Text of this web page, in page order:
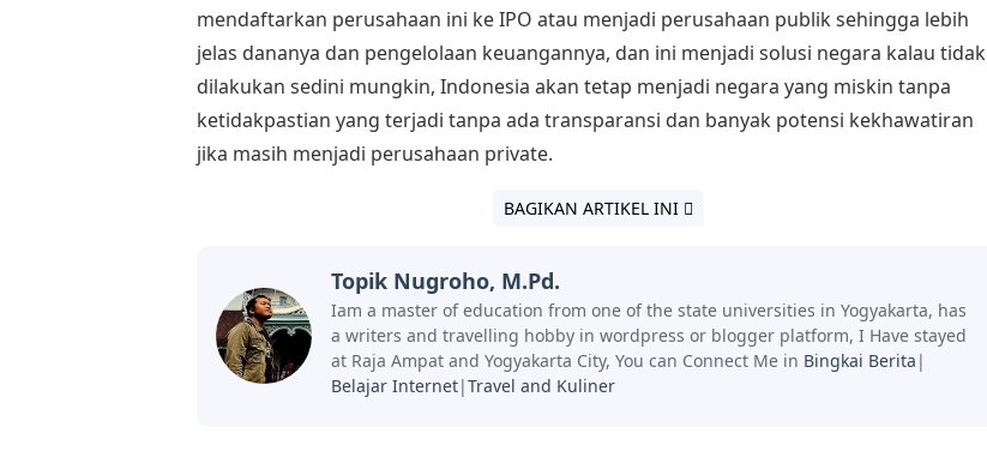
mendaftarkan perusahaan ini ke IPO atau menjadi perusahaan publik sehingga lebih
jelas dananya dan pengelolaan keuangannya, dan ini menjadi solusi negara kalau tidak
dilakukan sedini mungkin, Indonesia akan tetap menjadi negara yang miskin tanpa
ketidakpastian yang terjadi tanpa ada transparansi dan banyak potensi kekhawatiran
jika masih menjadi perusahaan private.
BAGIKAN ARTIKEL INI
Topik Nugroho, M.Pd.
Iam a master of education from one of the state universities in Yogyakarta, has
a writers and travelling hobby in wordpress or blogger platform, I Have stayed
at Raja Ampat and Yogyakarta City, You can Connect Me in Bingkai Berita |
Belajar Internet|Travel and Kuliner